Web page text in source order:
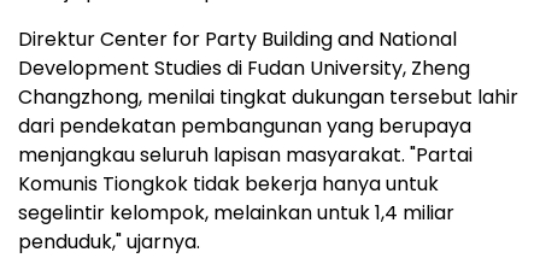
Direktur Center for Party Building and National
Development Studies di Fudan University, Zheng
Changzhong, menilai tingkat dukungan tersebut lahir
dari pendekatan pembangunan yang berupaya
menjangkau seluruh lapisan masyarakat. "Partai
Komunis Tiongkok tidak bekerja hanya untuk
segelintir kelompok, melainkan untuk 1,4 miliar
penduduk," ujarnya.